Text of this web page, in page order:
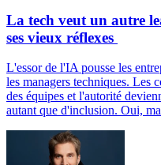
La tech veut un autre
ses vieux réflexes
L'essor de l'IA pousse les
les managers techniques. Les
des équipes et l'autorité
autant que d'inclusion. Oui,